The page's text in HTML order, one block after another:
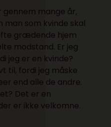
mange år,
man som kvinde skal
grædende hjem
modstand. Er jeg
jeg er en kvinde?
til, fordi jeg måske
end alle de andre.
Det er en
er ikke velkomne.